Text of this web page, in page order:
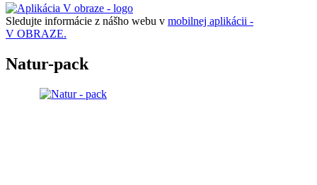
Sledujte informácie z nášho webu v mobilnej aplikácii -
V OBRAZE.
Natur-pack